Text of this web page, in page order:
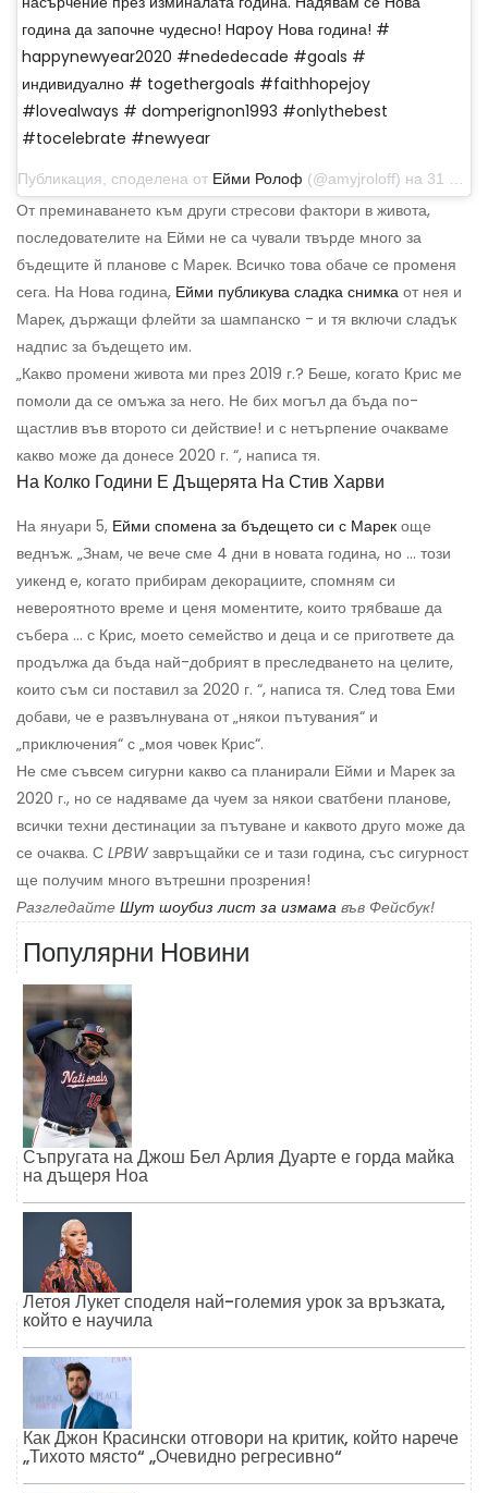
година да започне чудесно! Hapoy Нова година! #
happynewyear2020 #nededecade #goals #
индивидуално # togethergoals #faithhopejoy
#lovealways # domperignon1993 #onlythebest
#tocelebrate #newyear
Публикация, споделена от Ейми Ролоф (@amyjroloff) на 31 декември 2019 г. в 18:56 ч. PST
От преминаването към други стресови фактори в живота,
последователите на Ейми не са чували твърде много за
бъдещите й планове с Марек. Всичко това обаче се променя
сега. На Нова година, Ейми публикува сладка снимка от нея и
Марек, държащи флейти за шампанско - и тя включи сладък
надпис за бъдещето им.
„Какво промени живота ми през 2019 г.? Беше, когато Крис ме
помоли да се омъжа за него. Не бих могъл да бъда по-
щастлив във второто си действие! и с нетърпение очакваме
какво може да донесе 2020 г. “, написа тя.
На Колко Години Е Дъщерята На Стив Харви
На януари 5, Ейми спомена за бъдещето си с Марек още
веднъж. „Знам, че вече сме 4 дни в новата година, но ... този
уикенд е, когато прибирам декорациите, спомням си
невероятното време и ценя моментите, които трябваше да
събера ... с Крис, моето семейство и деца и се пригответе да
продължа да бъда най-добрият в преследването на целите,
които съм си поставил за 2020 г. “, написа тя. След това Еми
добави, че е развълнувана от „някои пътувания“ и
„приключения“ с „моя човек Крис“.
Не сме съвсем сигурни какво са планирали Ейми и Марек за
2020 г., но се надяваме да чуем за някои сватбени планове,
всички техни дестинации за пътуване и каквото друго може да
се очаква. С LPBW завръщайки се и тази година, със сигурност
ще получим много вътрешни прозрения!
Разгледайте Шут шоубиз лист за измама във Фейсбук!
Популярни Новини
Съпругата на Джош Бел Арлия Дуарте е горда майка
на дъщеря Ноа
Летоя Лукет споделя най-големия урок за връзката,
който е научила
Как Джон Красински отговори на критик, който нарече
„Тихото място“ „Очевидно регресивно“